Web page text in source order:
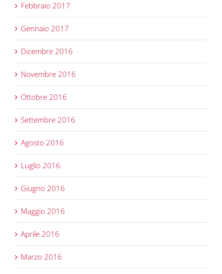
Febbraio 2017
Gennaio 2017
Dicembre 2016
Novembre 2016
Ottobre 2016
Settembre 2016
Agosto 2016
Luglio 2016
Giugno 2016
Maggio 2016
Aprile 2016
Marzo 2016